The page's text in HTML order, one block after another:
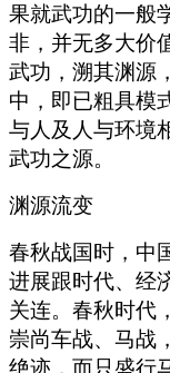
果就武功的一般
非，并无多大价
武功，溯其渊源
中，即已粗具模
与人及人与环境
武功之源。
渊源流变
春秋战国时，中
进展跟时代、经
关连。春秋时代
崇尚车战、马战
绝迹，而只盛行